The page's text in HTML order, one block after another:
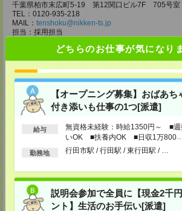
どちらのお仕事が気になり
【オープニング募集】おばあ
付き添いも仕事の1つ[派遣]
給与
無資格未経験：時給1350円～ ■週
いOK ■扶養内OK ■日収1万800
以上
勤務地 行田市駅 / 行田駅 / 東行田駅 / …
説明会参加で全員に【現金2千
ント】生活のお手伝い[派遣]
千葉県柏市末広町5-19 第12関口ビル7F 705号室
TEL：0120-935-218
MAIL： tenshoku@nikken-ts.jp
担当：採用担当
メディカルケア事業部 新宿オフィス
東京都新宿区新宿2-3-10 新宿御苑ビル6階
TEL：0120-457-235
MAIL：tenshoku@nikken-ts.jp
担当：採用担当
メディカルケア事業部 立川事業所
TEL：0120-934-200
tenshoku@nikken-ts.jp
東京都町田市森野1-7-23 大樹生命町田ビル6F
TEL：0120-453-285
MAIL：tenshoku@nikken-ts.jp
担当：採用担当